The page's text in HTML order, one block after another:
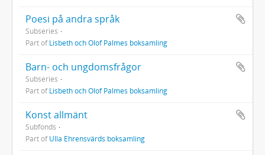
Poesi på andra språk
Subseries
Part ofLisbeth och Olof Palmes boksamling
Barn- och ungdomsfrågor
Subseries
Part ofLisbeth och Olof Palmes boksamling
Konst allmänt
Subfonds
Part ofUlla Ehrensvärds boksamling